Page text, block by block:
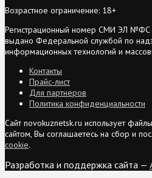
Возрастное ограничение: 18+
Регистрационный номер СМИ ЭЛ №ФС
выдано Федеральной службой по
информационных технологий и
Контакты
Прайс-лист
Для партнеров
Политика конфиденциальности
Сайт novokuznetsk.ru использует
сайтом, Вы соглашаетесь на сбор и
cookie.
Разработка и поддержка сайта —